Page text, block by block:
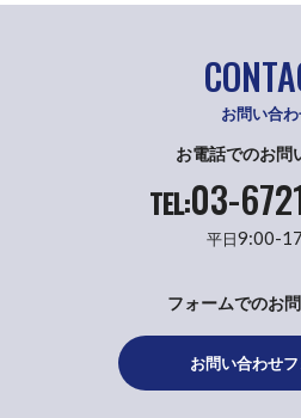
お問い合
お電話でのお問
TEL:03-
平日9:00-
フォームでのお
お問い合わせ